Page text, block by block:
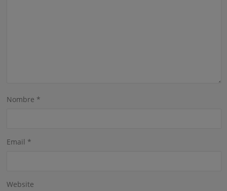
Nombre *
Email *
Website